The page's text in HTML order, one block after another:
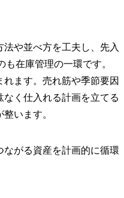
や並べ方を工夫し、先入
在庫管理の一環です。
ます。売れ筋や季節要因
く仕入れる計画を立てる
います。
ながる資産を計画的に循環